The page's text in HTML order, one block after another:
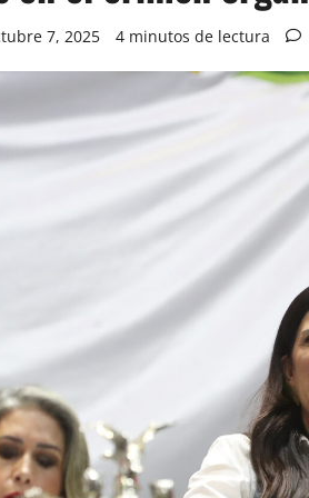
7, 2025 4 minutos de lectura